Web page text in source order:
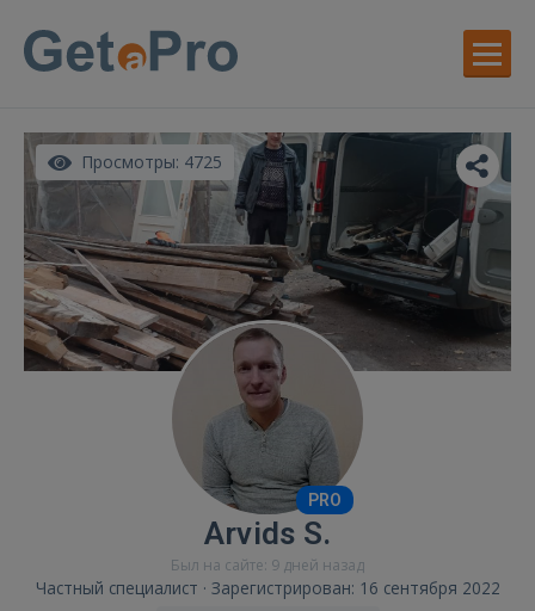
Просмотры: 4725
PRO
Arvids S.
Был на сайте: 9 дней назад
Частный специалист · Зарегистрирован: 16 сентября 2022